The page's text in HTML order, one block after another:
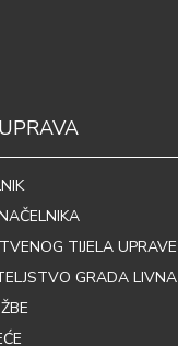
TIJELA UPRAVE
GRADA LIVNA